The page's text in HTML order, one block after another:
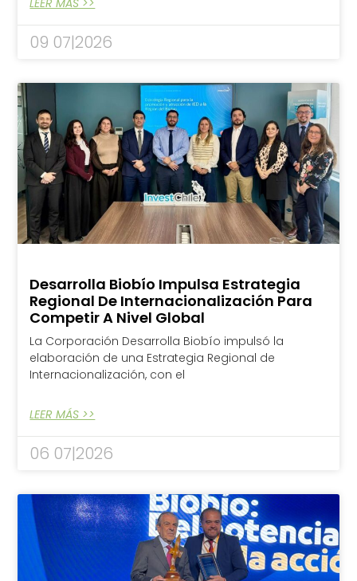
LEER MÁS >>
09 07|2026
Desarrolla Biobío Impulsa Estrategia
Regional De Internacionalización Para
Competir A Nivel Global
La Corporación Desarrolla Biobío impulsó la
elaboración de una Estrategia Regional de
Internacionalización, con el
LEER MÁS >>
06 07|2026